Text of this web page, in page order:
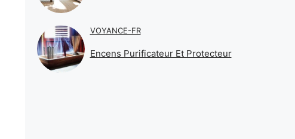
VOYANCE-FR
Encens Purificateur Et Protecteur